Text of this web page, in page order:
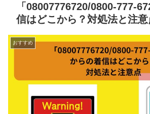
「08007776720/
信はどこから？対処法と注意
おすすめ